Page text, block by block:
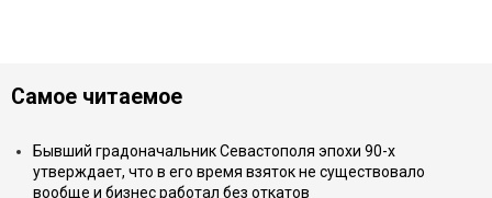
Самое читаемое
Бывший градоначальник Севастополя эпохи 90-х
утверждает, что в его время взяток не существовало
вообще и бизнес работал без откатов